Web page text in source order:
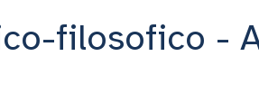
filosofico -